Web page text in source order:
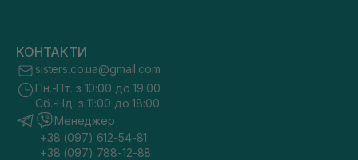
КОНТАКТИ
sisters.co.ua@gmail.com
Пн.-Пт. з 10:00 до 19:00
Сб.-Нд. з 11:00 до 18:00
Менеджер
+38 (097) 612-54-81
+38 (097) 788-12-88